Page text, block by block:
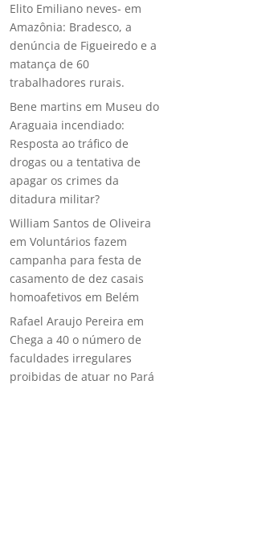
Elito Emiliano neves- em
Amazônia: Bradesco, a
denúncia de Figueiredo e a
matança de 60
trabalhadores rurais.
Bene martins em Museu do
Araguaia incendiado:
Resposta ao tráfico de
drogas ou a tentativa de
apagar os crimes da
ditadura militar?
William Santos de Oliveira
emVoluntários fazem
campanha para festa de
casamento de dez casais
homoafetivos em Belém
Rafael Araujo Pereira em
Chega a 40 o número de
faculdades irregulares
proibidas de atuar no Pará